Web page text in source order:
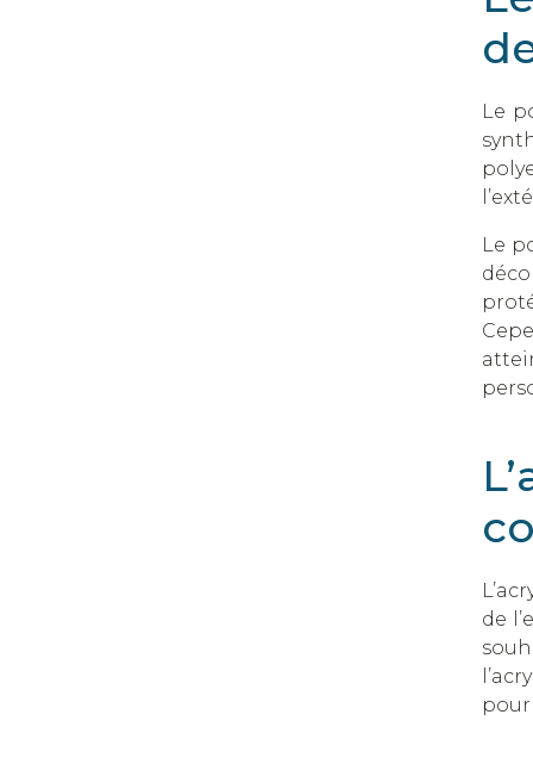
Le
Le
de
pour